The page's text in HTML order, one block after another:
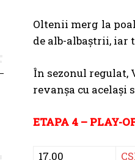
Oltenii merg la
de alb-albaștrii,
În sezonul regulat,
revanşa cu acelaşi
ETAPA 4 – PLAY-
17.00